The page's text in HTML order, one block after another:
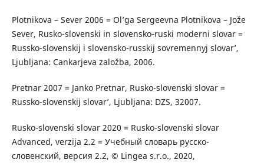
Plotnikova – Sever 2006 = Ol’ga Sergeevna Plotnikova – Jože
Sever, Rusko-slovenski in slovensko­‑ruski moderni slovar =
Russko-slovenskij i slovensko-russkij sovremennyj slovar’,
Ljubljana: Cankarjeva založba, 2006.
Pretnar 2007 = Janko Pretnar, Rusko-slovenski slovar =
Russko-slovenskij slovar’, Ljubljana: DZS, 32007.
Rusko-slovenski slovar 2020 = Rusko-slovenski slovar
Advanced, verzija 2.2 = Учебный словарь русско-
словенский, версия 2.2, © Lingea s.r.o., 2020,